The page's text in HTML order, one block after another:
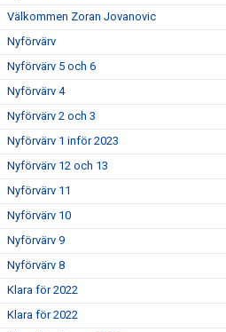
Välkommen Zoran Jovanovic
Nyförvärv
Nyförvärv 5 och 6
Nyförvärv 4
Nyförvärv 2 och 3
Nyförvärv 1 inför 2023
Nyförvärv 12 och 13
Nyförvärv 11
Nyförvärv 10
Nyförvärv 9
Nyförvärv 8
Klara för 2022
Klara för 2022